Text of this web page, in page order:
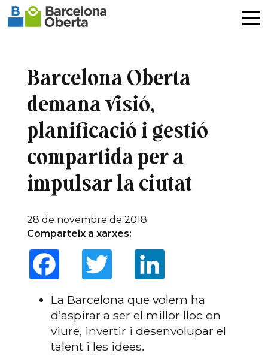
Barcelona Oberta
demana visió,
planificació i gestió
compartida per a
impulsar la ciutat
28 de novembre de 2018
Comparteix a xarxes:
Facebook
Twitter
La Barcelona que volem ha
d’aspirar a ser el millor lloc on
viure, invertir i desenvolupar el
talent i les idees.